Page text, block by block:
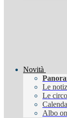
Novità
Le
Le
Albo